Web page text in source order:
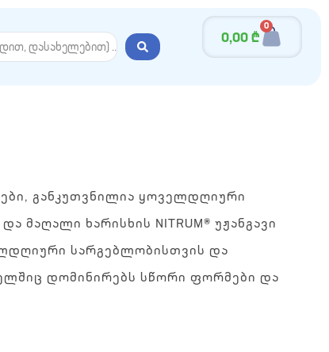
0,00₾
0
განკუთვნილია ყოველდღიური
მაღალი ხარისხის NITRUM® უჟანგავი
სარგებლობისთვის და
დომინირებს სწორი ფორმები და